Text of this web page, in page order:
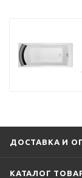
ДОСТАВКА И
КАТАЛОГ